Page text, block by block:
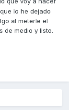
tapón del
de
enfría el líquido
tapón del
lo he dejado
al meterle el
de medio y listo.